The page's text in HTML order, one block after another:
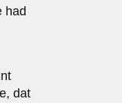
had
dat